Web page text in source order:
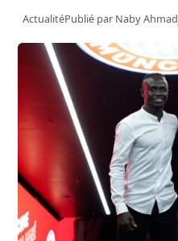
ActualitéPublié par Naby Ahmad